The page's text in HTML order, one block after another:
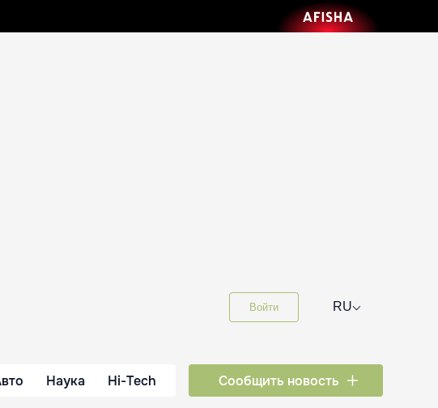
Войти RU⌵
Наука Hi-Tech Сообщить новость